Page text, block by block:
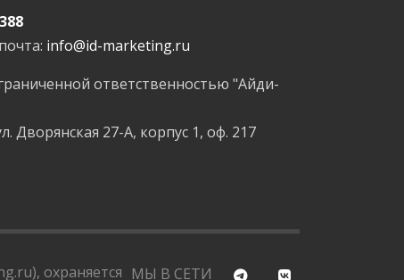
info@id-marketing.ru
ответственностью "Айди-
Дворянская 27-А, корпус 1, оф. 217
МЫ В СЕТИ
охраняется